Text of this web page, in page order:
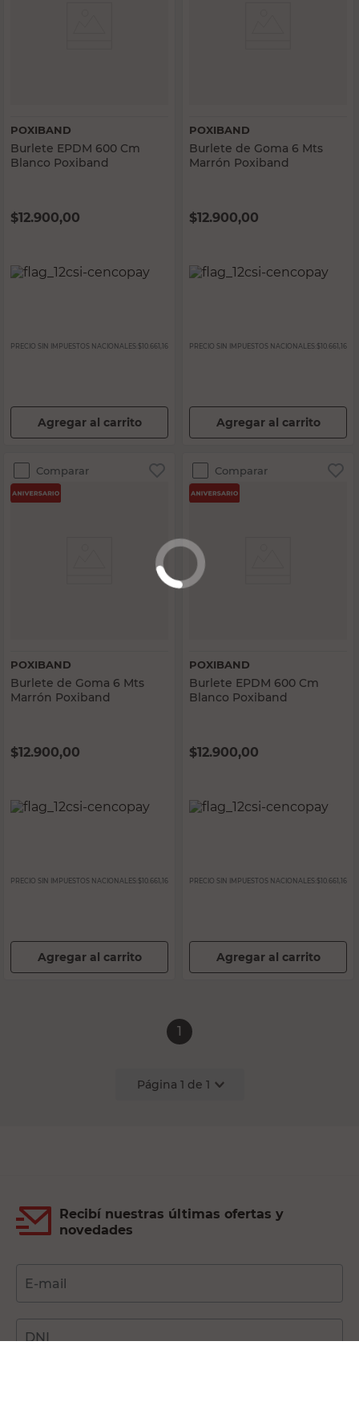
POXIBAND
Burlete EPDM 600 Cm
Blanco Poxiband
$12.900,00
PRECIO SIN IMPUESTOS NACIONALES: $10.661,16
Agregar al carrito
POXIBAND
Burlete de Goma 6 Mts
Marrón Poxiband
$12.900,00
PRECIO SIN IMPUESTOS NACIONALES: $10.661,16
Agregar al carrito
Comparar
POXIBAND
Burlete de Goma 6 Mts
Marrón Poxiband
$12.900,00
PRECIO SIN IMPUESTOS NACIONALES: $10.661,16
Agregar al carrito
Comparar
POXIBAND
Burlete EPDM 600 Cm
Blanco Poxiband
$12.900,00
PRECIO SIN IMPUESTOS NACIONALES: $10.661,16
Agregar al carrito
1
Página 1 de 1
Recibí nuestras últimas ofertas y
novedades
E-mail
DNI